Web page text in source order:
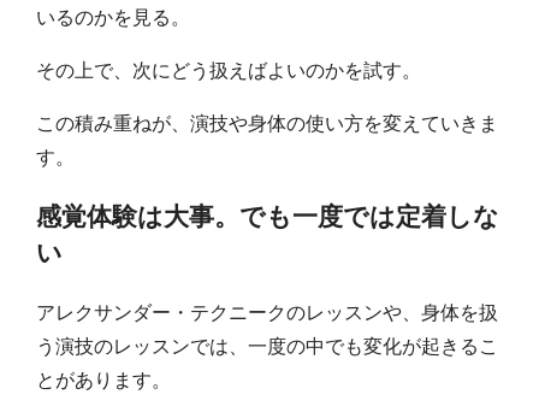
いるのかを見る。
その上で、次にどう扱えばよいのかを試す。
この積み重ねが、演技や身体の使い方を変えていきま
す。
感覚体験は大事。でも一度では定着しな
い
アレクサンダー・テクニークのレッスンや、身体を扱
う演技のレッスンでは、一度の中でも変化が起きるこ
とがあります。